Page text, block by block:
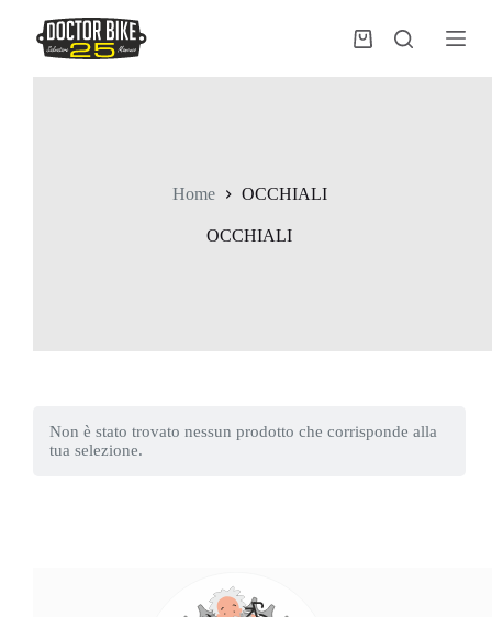
al
contenuto
Carrello
Home OCCHIALI
OCCHIALI
Non è stato trovato nessun prodotto che corrisponde alla
tua selezione.